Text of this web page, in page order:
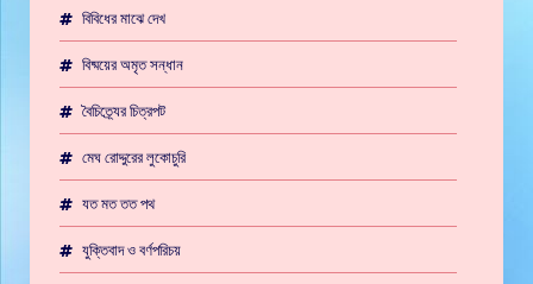
বিবিধের মাঝে দেখ
বিষ্ময়ের অমৃত সন্ধান
বৈচিত্র্যের চিত্রপট
মেঘ রোদ্দুরের লুকোচুরি
যত মত তত পথ
যুক্তিবাদ ও বর্ণপরিচয়